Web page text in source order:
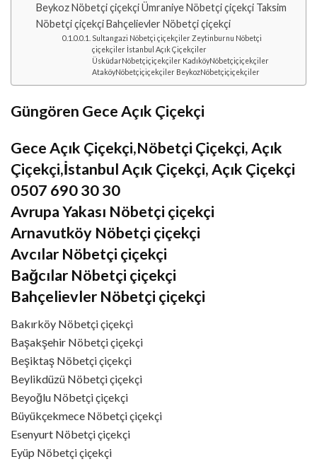
Beykoz Nöbetçi çiçekçi Ümraniye Nöbetçi çiçekçi Taksim
Nöbetçi çiçekçi Bahçelievler Nöbetçi çiçekçi
Sultangazi Nöbetçi çiçekçiler Zeytinburnu Nöbetçi
çiçekçiler İstanbul Açık Çiçekçiler
ÜsküdarNöbetçiçiçekçiler KadıköyNöbetçiçiçekçiler
AtaköyNöbetçiçiçekçiler BeykozNöbetçiçiçekçiler
Güngören Gece Açık Çiçekçi
Gece Açık Çiçekçi,Nöbetçi Çiçekçi, Açık
Çiçekçi,İstanbul Açık Çiçekçi, Açık Çiçekçi
0507 690 30 30
Avrupa Yakası Nöbetçi çiçekçi
Arnavutköy Nöbetçi çiçekçi
Avcılar Nöbetçi çiçekçi
Bağcılar Nöbetçi çiçekçi
Bahçelievler Nöbetçi çiçekçi
Bakırköy Nöbetçi çiçekçi
Başakşehir Nöbetçi çiçekçi
Beşiktaş Nöbetçi çiçekçi
Beylikdüzü Nöbetçi çiçekçi
Beyoğlu Nöbetçi çiçekçi
Büyükçekmece Nöbetçi çiçekçi
Esenyurt Nöbetçi çiçekçi
Eyüp Nöbetçi çiçekçi